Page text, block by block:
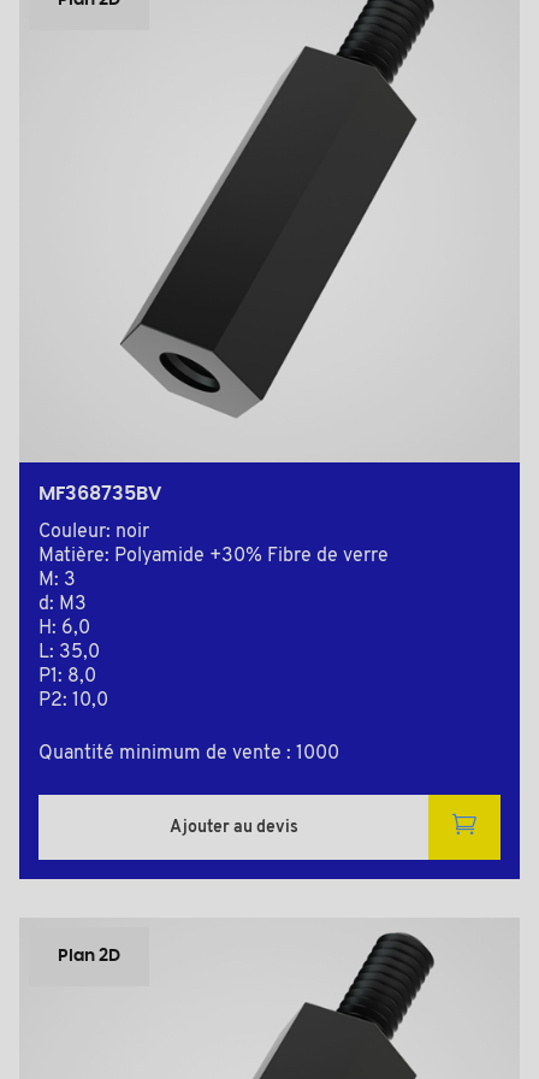
MF368735BV
Couleur: noir
Matière: Polyamide +30% Fibre de verre
M: 3
d: M3
H: 6,0
L: 35,0
P1: 8,0
P2: 10,0
Quantité minimum de vente : 1000
Ajouter au devis
Plan 2D